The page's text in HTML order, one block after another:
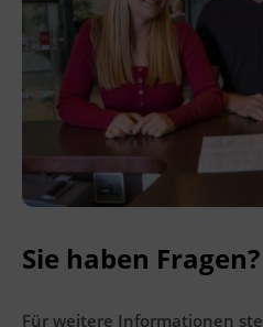
Veranstaltungsort
BFI Tirol Bildungszentrum
Ing.-Etzel-Straße 7
6020 Innsbruck
Terminübersicht
Sie haben Fragen?
Für weitere Informationen